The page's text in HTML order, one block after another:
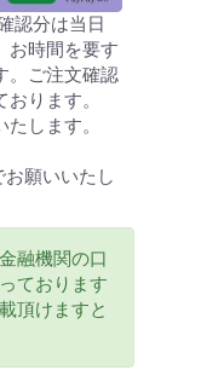
認分は当日
お時間を要す
。ご注文確認
ります。
します。
願いいたし
融機関の口
ております
頂けますと